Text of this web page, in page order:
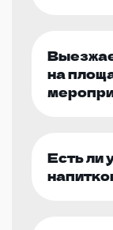
на
Есть ли